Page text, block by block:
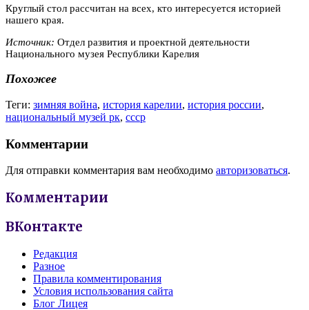
Круглый стол рассчитан на всех, кто интересуется историей
нашего края.
Источник: Отдел развития и проектной деятельности
Национального музея Республики Карелия
Похожее
Теги: зимняя война, история карелии, история россии,
национальный музей рк, ссср
Комментарии
Для отправки комментария вам необходимо авторизоваться.
Комментарии
ВКонтакте
Редакция
Разное
Правила комментирования
Условия использования сайта
Блог Лицея